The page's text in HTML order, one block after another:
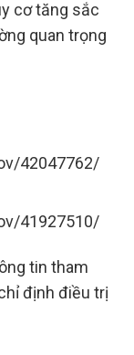
cơ tăng sắc
quan trọng
42047762/
41927510/
tin tham
định điều trị